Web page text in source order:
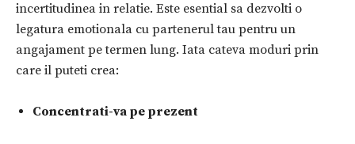
incertitudinea in relatie. Este esential sa dezvolti o
legatura emotionala cu partenerul tau pentru un
angajament pe termen lung. Iata cateva moduri prin
care il puteti crea:
Concentrati-va pe prezent